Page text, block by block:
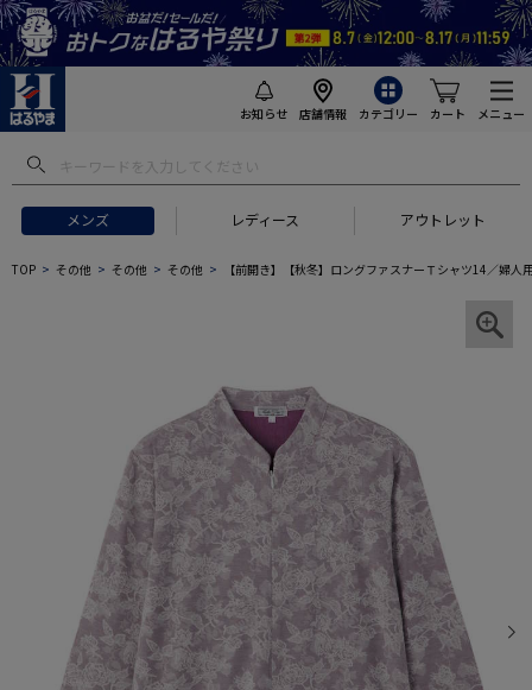
お知らせ 店舗情報 カテゴリー カート メニュー
メンズ レディース アウトレット
TOP その他 その他 その他 【前開き】【秋冬】ロングファスナーＴシャツ14／婦